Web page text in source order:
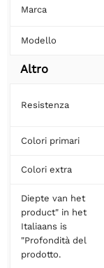
Marca
Modello
Altro
Resistenza
Colori primari
Colori extra
Diepte van het
product" in het
Italiaans is
"Profondità del
prodotto.